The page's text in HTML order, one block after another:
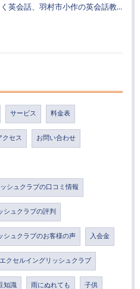
幼児も楽しく英会話、羽村市小作の英会話教室
サービス 料金表
クセス お問い合わせ
シュクラブの口コミ情報
シュクラブの評判
シュクラブのお客様の声 入会金
エクセルイングリッシュクラブ
知識 雨にぬれても 子供